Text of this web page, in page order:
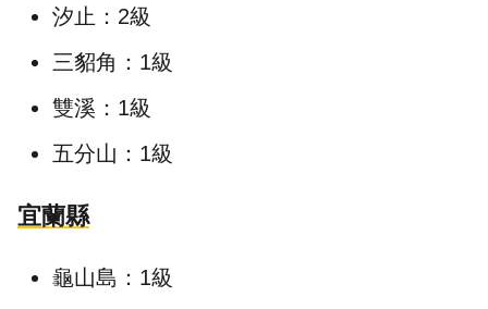
汐止：2級
三貂角：1級
雙溪：1級
五分山：1級
宜蘭縣
龜山島：1級